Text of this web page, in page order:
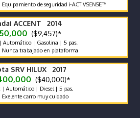
de seguridad i-ACTIVSENSE™
ACCENT 2014
($9,457)*
Automático | Gasolina | 5 pas.
trabajado en plataforma
SRV HILUX 2017
($40,000)*
Automático | Diesel | 5 pas.
carro muy cuidado